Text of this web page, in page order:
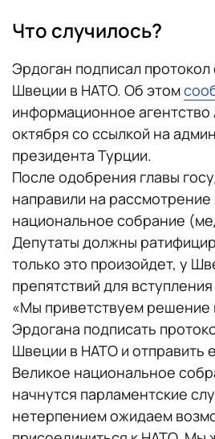
Что случилось?
Эрдоган подписал протокол
Швеции в НАТО. Об этом
информационное агентство
октября со ссылкой на
президента Турции.
После одобрения главы
направили на рассмотрение
национальное собрание
Депутаты должны
только это произойдет, у
препятствий для
«Мы приветствуем решение
Эрдогана подписать
Швеции в НАТО и отправить
Великое национальное
начнутся парламентские
нетерпением ожидаем